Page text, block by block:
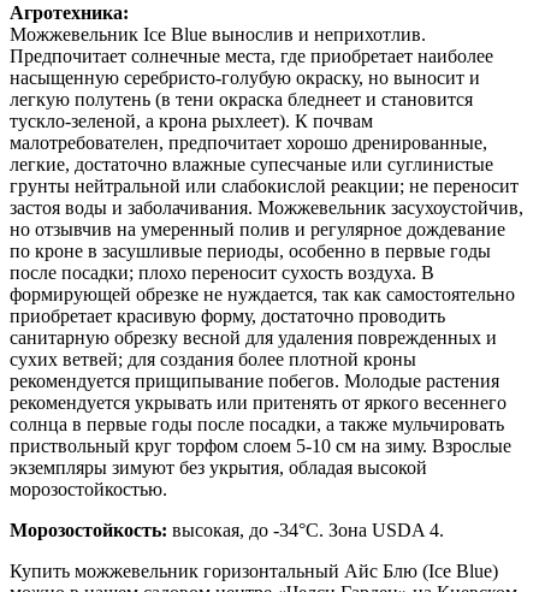
Агротехника:
Можжевельник Ice Blue вынослив и неприхотлив.
Предпочитает солнечные места, где приобретает наиболее
насыщенную серебристо-голубую окраску, но выносит и
легкую полутень (в тени окраска бледнеет и становится
тускло-зеленой, а крона рыхлеет). К почвам
малотребователен, предпочитает хорошо дренированные,
легкие, достаточно влажные супесчаные или суглинистые
грунты нейтральной или слабокислой реакции; не переносит
застоя воды и заболачивания. Можжевельник засухоустойчив,
но отзывчив на умеренный полив и регулярное дождевание
по кроне в засушливые периоды, особенно в первые годы
после посадки; плохо переносит сухость воздуха. В
формирующей обрезке не нуждается, так как самостоятельно
приобретает красивую форму, достаточно проводить
санитарную обрезку весной для удаления поврежденных и
сухих ветвей; для создания более плотной кроны
рекомендуется прищипывание побегов. Молодые растения
рекомендуется укрывать или притенять от яркого весеннего
солнца в первые годы после посадки, а также мульчировать
приствольный круг торфом слоем 5-10 см на зиму. Взрослые
экземпляры зимуют без укрытия, обладая высокой
морозостойкостью.
Морозостойкость: высокая, до -34°C. Зона USDA 4.
Купить можжевельник горизонтальный Айс Блю (Ice Blue)